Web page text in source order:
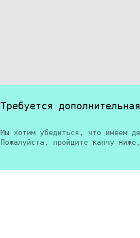
Требуется
Мы хотим убедиться, что имеем
Пожалуйста, пройдите капчу